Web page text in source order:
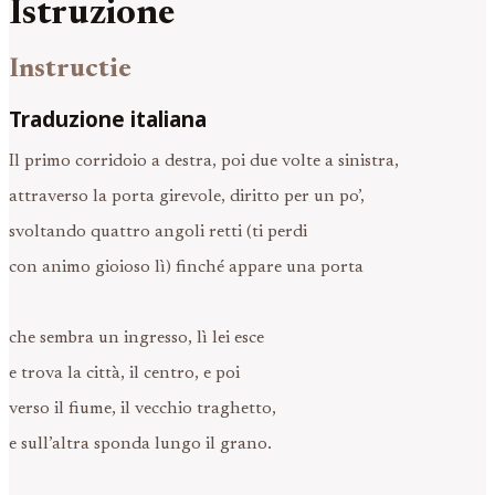
Istruzione
Instructie
Traduzione italiana
Il primo corridoio a destra, poi due volte a sinistra,
attraverso la porta girevole, diritto per un po’,
svoltando quattro angoli retti (ti perdi
con animo gioioso lì) finché appare una porta
che sembra un ingresso, lì lei esce
e trova la città, il centro, e poi
verso il fiume, il vecchio traghetto,
e sull’altra sponda lungo il grano.